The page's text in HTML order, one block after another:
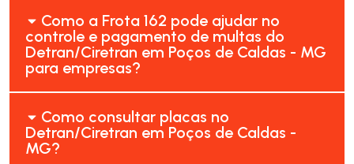
Como a Frota 162 pode ajudar no
controle e pagamento de multas do
Detran/Ciretran em Poços de Caldas - MG
para empresas?
Como consultar placas no
Detran/Ciretran em Poços de Caldas -
MG?